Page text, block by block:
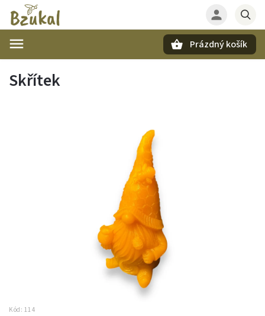
Prázdný košík
Skřítek
Kód: 114